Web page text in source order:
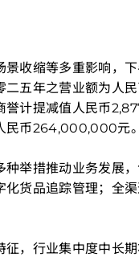
收缩等多重影响，
二五年之营业额为
誉计提减值人民币
民币264,000,000元
举措推动业务发展
货品追踪管理；全
征，行业集中度中长